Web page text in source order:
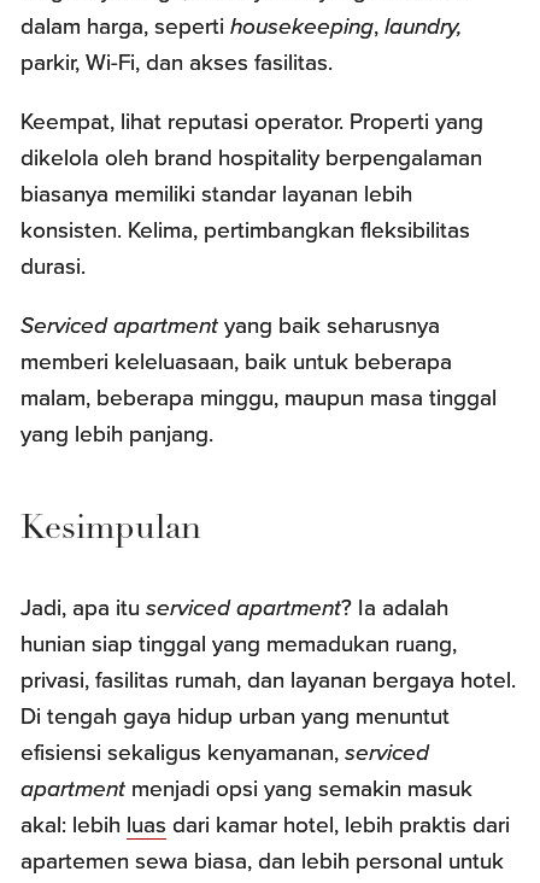
dalam harga, sepertihousekeeping,laundry,
parkir, Wi-Fi, dan akses fasilitas.
Keempat, lihat reputasi operator. Properti yang
dikelola oleh brand hospitality berpengalaman
biasanya memiliki standar layanan lebih
konsisten. Kelima, pertimbangkan fleksibilitas
durasi.
Serviced apartment yang baik seharusnya
memberi keleluasaan, baik untuk beberapa
malam, beberapa minggu, maupun masa tinggal
yang lebih panjang.
Kesimpulan
Jadi, apa ituserviced apartment? Ia adalah
hunian siap tinggal yang memadukan ruang,
privasi, fasilitas rumah, dan layanan bergaya hotel.
Di tengah gaya hidup urban yang menuntut
efisiensi sekaligus kenyamanan,serviced
apartment menjadi opsi yang semakin masuk
akal: lebih luas dari kamar hotel, lebih praktis dari
apartemen sewa biasa, dan lebih personal untuk